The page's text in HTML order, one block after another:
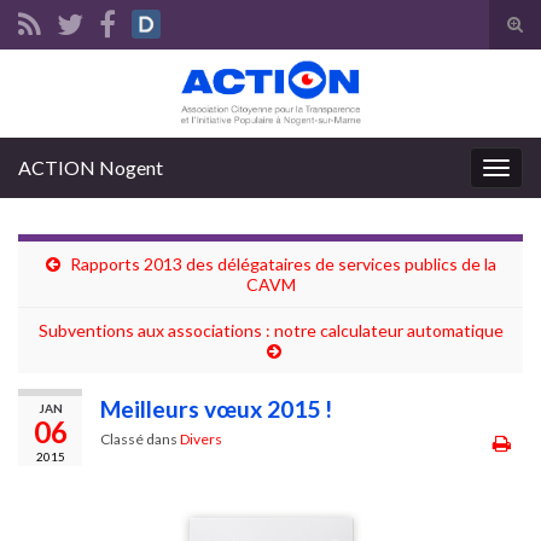
Search for:
ACTION Nogent
Rapports 2013 des délégataires de services publics de la
CAVM
Subventions aux associations : notre calculateur automatique
JAN
06
2015
Meilleurs vœux 2015 !
Classé dans Divers